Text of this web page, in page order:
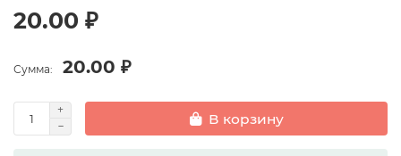
20.00 ₽
Сумма: 20.00 ₽
В корзину